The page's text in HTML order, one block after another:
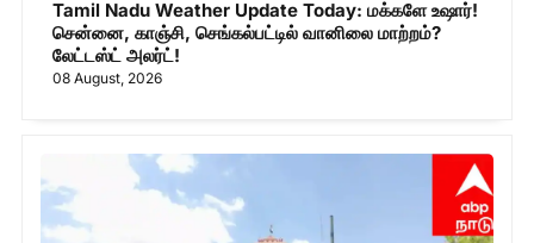
Tamil Nadu Weather Update Today: மக்களே உஷார்!
சென்னை, காஞ்சி, செங்கல்பட்டில் வானிலை மாற்றம்?
லேட்டஸ்ட் அலர்ட்!
08 August, 2026